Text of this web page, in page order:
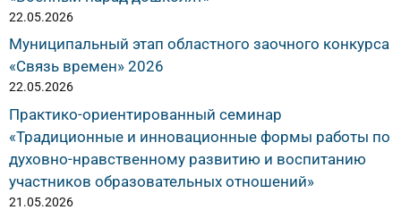
22.05.2026
Муниципальный этап областного заочного конкурса
«Связь времен» 2026
22.05.2026
Практико-ориентированный семинар
«Традиционные и инновационные формы работы по
духовно-нравственному развитию и воспитанию
участников образовательных отношений»
21.05.2026